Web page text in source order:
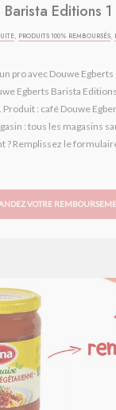
Editions
, PRODUITS 100% REMBOURSÉS,
pro avec Douwe
Egberts Barista
: café Douwe
: tous les magasins
? Remplissez le
VOTRE